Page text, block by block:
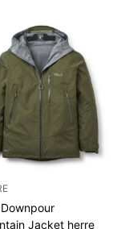
Jacket herre